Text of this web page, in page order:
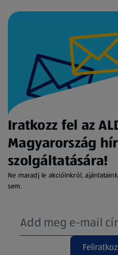
Iratkozz fel az
Magyarország
szolgáltatására!
Ne maradj le akcióinkról,
sem.